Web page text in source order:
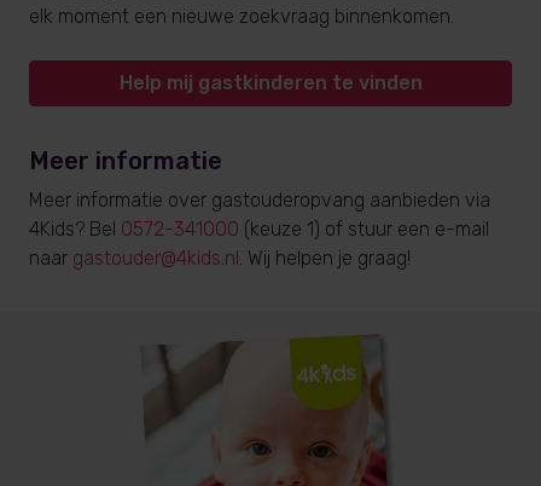
elk moment een nieuwe zoekvraag binnenkomen.
Help mij gastkinderen te vinden
Meer informatie
Meer informatie over gastouderopvang aanbieden via
4Kids? Bel 0572-341000 (keuze 1) of stuur een e-mail
naar gastouder@4kids.nl. Wij helpen je graag!